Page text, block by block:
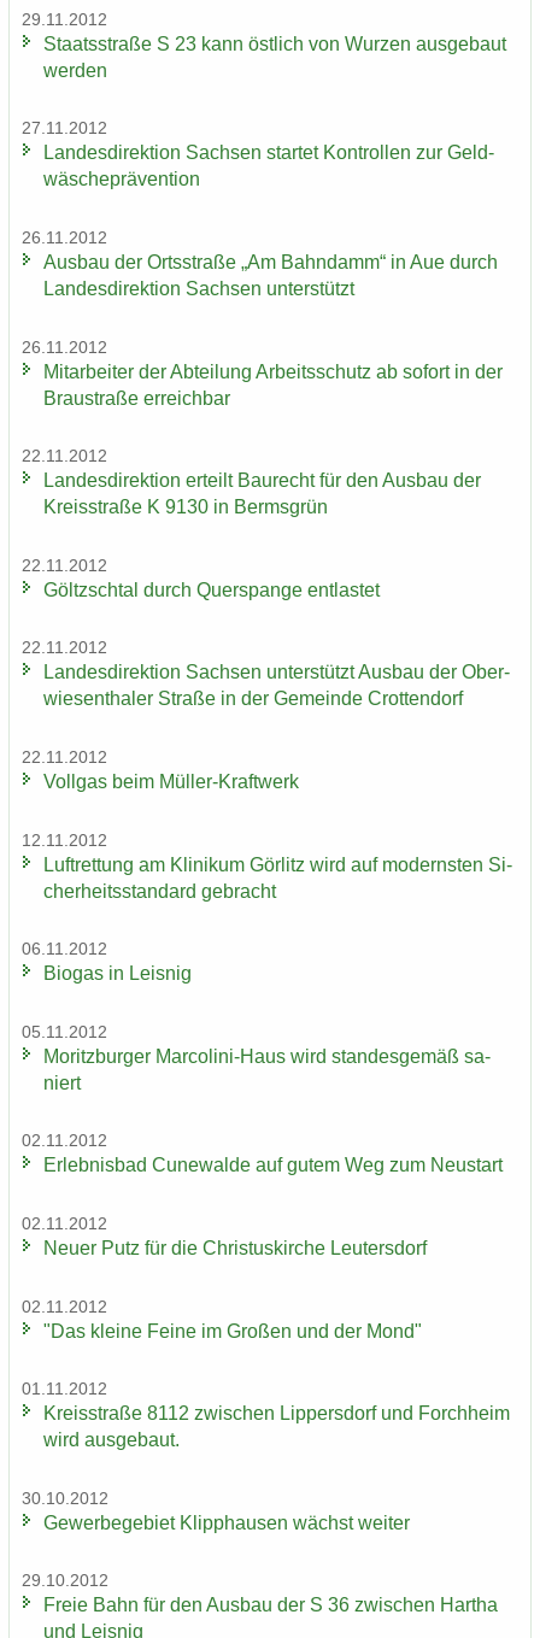
29.11.2012
Staats­stra­ße S 23 kann öst­lich von Wur­zen aus­ge­baut
wer­den
27.11.2012
Lan­des­di­rek­ti­on Sach­sen star­tet Kon­trol­len zur Geld­
wä­sche­prä­ven­ti­on
26.11.2012
Aus­bau der Orts­stra­ße „Am Bahn­damm“ in Aue durch
Lan­des­di­rek­ti­on Sach­sen un­ter­stützt
26.11.2012
Mit­ar­bei­ter der Ab­tei­lung Ar­beits­schutz ab so­fort in der
Brau­stra­ße er­reich­bar
22.11.2012
Lan­des­di­rek­ti­on er­teilt Bau­recht für den Aus­bau der
Kreis­stra­ße K 9130 in Berms­grün
22.11.2012
Göltzsch­tal durch Quer­span­ge ent­las­tet
22.11.2012
Lan­des­di­rek­ti­on Sach­sen un­ter­stützt Aus­bau der Ober­
wie­sen­tha­ler Stra­ße in der Ge­mein­de Crot­ten­dorf
22.11.2012
Voll­gas beim Müller-​Kraftwerk
12.11.2012
Luft­ret­tung am Kli­ni­kum Gör­litz wird auf mo­derns­ten Si­
cher­heits­stan­dard ge­bracht
06.11.2012
Bio­gas in Leis­nig
05.11.2012
Mo­ritz­bur­ger Marcolini-​Haus wird stan­des­ge­mäß sa­
niert
02.11.2012
Er­leb­nis­bad Cu­n­e­wal­de auf gutem Weg zum Neu­start
02.11.2012
Neuer Putz für die Chris­tus­kir­che Leu­ters­dorf
02.11.2012
"Das klei­ne Feine im Gro­ßen und der Mond"
01.11.2012
Kreis­stra­ße 8112 zwi­schen Lip­pers­dorf und Forch­heim
wird aus­ge­baut.
30.10.2012
Ge­wer­be­ge­biet Klipp­hau­sen wächst wei­ter
29.10.2012
Freie Bahn für den Aus­bau der S 36 zwi­schen Har­tha
und Leis­nig